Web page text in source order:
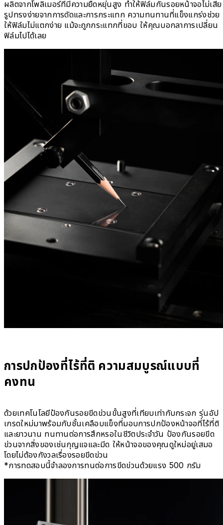
ผลิตจากโพลิเมอร์ที่มีความยืดหยุ่นสูง ทำให้ฟิล์มกันรอยหน้าจอไม่เสีย
รูปทรงง่ายจากการดัดและการกระแทก ความทนทานที่แข็งแกร่งช่วย
ให้ฟิล์มไม่แตกง่าย แม้จะถูกกระแทกที่ขอบ ให้คุณบอกลาการเปลี่ยน
ฟิล์มไปได้เลย
การปกป้องที่ไร้ที่ติ ความสมบูรณ์แบบที่
คงทน
ด้วยเทคโนโลยีป้องกันรอยขีดข่วนขั้นสูงที่เทียบเท่ากับกระจก รุ่นอัป
เกรดใหม่มาพร้อมกับชั้นเคลือบแข็งที่มอบการปกป้องหน้าจอที่ไร้ที่ติ
และยาวนาน ทนทานต่อการสึกหรอในชีวิตประจำวัน ป้องกันรอยขีด
ข่วนจากสิ่งของเช่นกุญแจและมีด ให้หน้าจอของคุณดูใหม่อยู่เสมอ
โดยไม่ต้องกังวลเรื่องรอยขีดข่วน
*การทดสอบนี้จำลองการทนต่อการขีดข่วนด้วยแรง 500 กรัม